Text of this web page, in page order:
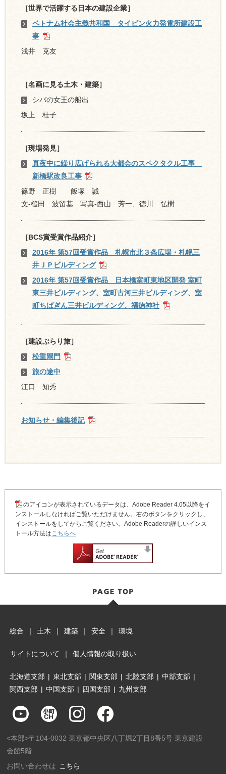
［世界で活躍する日本の建設企業］
ベトナム社会主義共和国 タイビン火力発電所建設工
事
浅井 克友
［名画に見る土木・建築］
シバの女王の船出
坂上 桂子
［現場発見］
真夜中に繰り広げられる大都会のスペクタクル工事
新橋駅改良工事
篠野 正樹 飯塚 誠
文-槌田 波留基 写真-西山 芳一、徳川 弘樹
［BCS賞受賞作品紹介］
2016年 第57回受賞作品 札幌市北３条広場・札幌三
井ＪＰビルディング
2016年 第57回受賞作品 日本橋室町東地区開発 室町
東三井ビルディング、室町古河三井ビルディング、室
町ちばぎん三井ビルディング、福徳神社
［建設ぶらり旅］
松重閘門
旅の途中
江口 知秀
お知らせ・編集後記
のアイコンが表示されているデータは、Adobe Reader 4.05以降をイ
ンストールしなければご覧いただけません。右のボタンをクリックし、
インストールをしてからご覧ください。Adobe Readerの詳しいインス
トール方法は こちらへ
総合 ｜ 土木 ｜ 建築 ｜ 安全 ｜ 環境
サイトについて ｜ 個人情報の取り扱い
北海道支部 | 東北支部 | 関東支部 | 北陸支部 | 中部支部 |
関西支部 | 中国支部 | 四国支部 | 九州支部
<本部>〒104-0032 東京都中央区八丁堀2丁目8番5号 東京建設
会館5階
お問い合わせは こちら